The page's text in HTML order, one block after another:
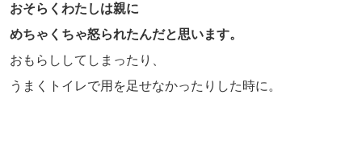
おそらくわたしは親に
めちゃくちゃ怒られたんだと思います。
おもらししてしまったり、
うまくトイレで用を足せなかったりした時に。